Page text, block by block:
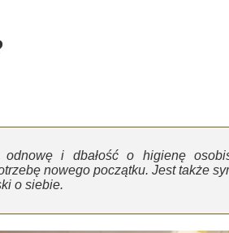
i dbałość o higienę
nowego początku. Jest także
o siebie.